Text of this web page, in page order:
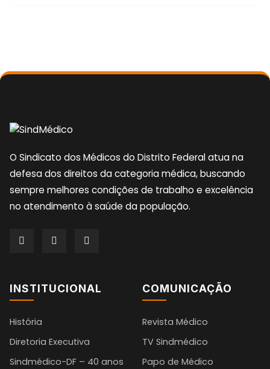
O Sindicato dos Médicos do Distrito Federal atua na
defesa dos direitos da categoria médica, buscando
sempre melhores condições de trabalho e excelência
no atendimento à saúde da população.
INSTITUCIONAL
História
Diretoria Executiva
Sindmédico-DF – 40 anos
COMUNICAÇÃO
Revista Médico
TV Sindmédico
Papo de Médico